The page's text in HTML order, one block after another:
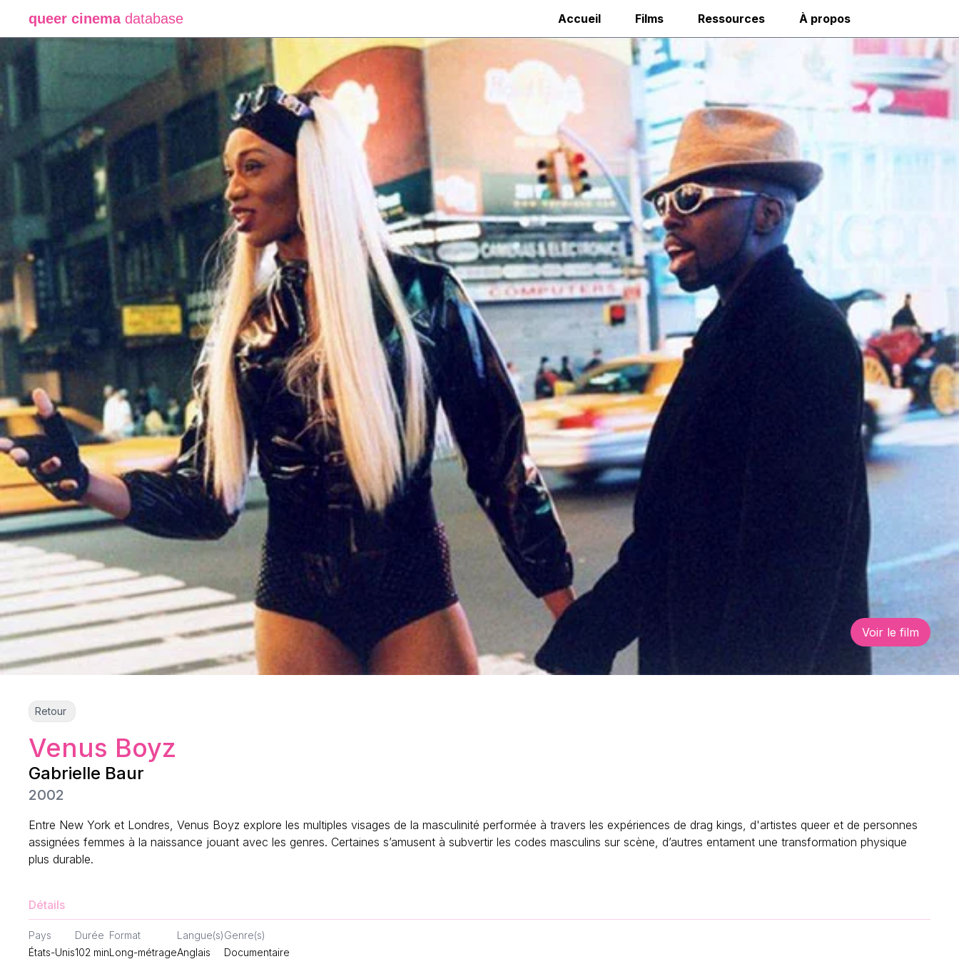
queer cinema database Accueil Films Ressources À propos
Voir le film
Retour
Venus Boyz
Gabrielle Baur
2002
Entre New York et Londres, Venus Boyz explore les multiples visages de la masculinité performée à travers les expériences de drag kings, d'artistes queer et de personnes
assignées femmes à la naissance jouant avec les genres. Certaines s’amusent à subvertir les codes masculins sur scène, d’autres entament une transformation physique
plus durable.
Détails
Pays
États-Unis
Durée
102 min
Format
Long-métrage
Langue(s)
Anglais
Genre(s)
Documentaire